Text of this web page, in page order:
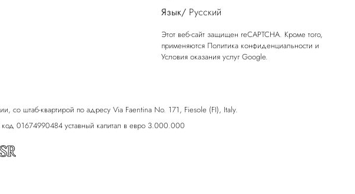
Язык/ Русский
Этот веб-сайт защищен reCAPTCHA. Кроме того,
применяются Политика конфиденциальности и
Условия оказания услуг Google.
со штаб-квартирой по адресу Via Faentina No. 171, Fiesole (FI), Italy.
01674990484 уставный капитал в евро 3.000.000